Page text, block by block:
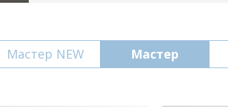
Мастер NEW Мастер